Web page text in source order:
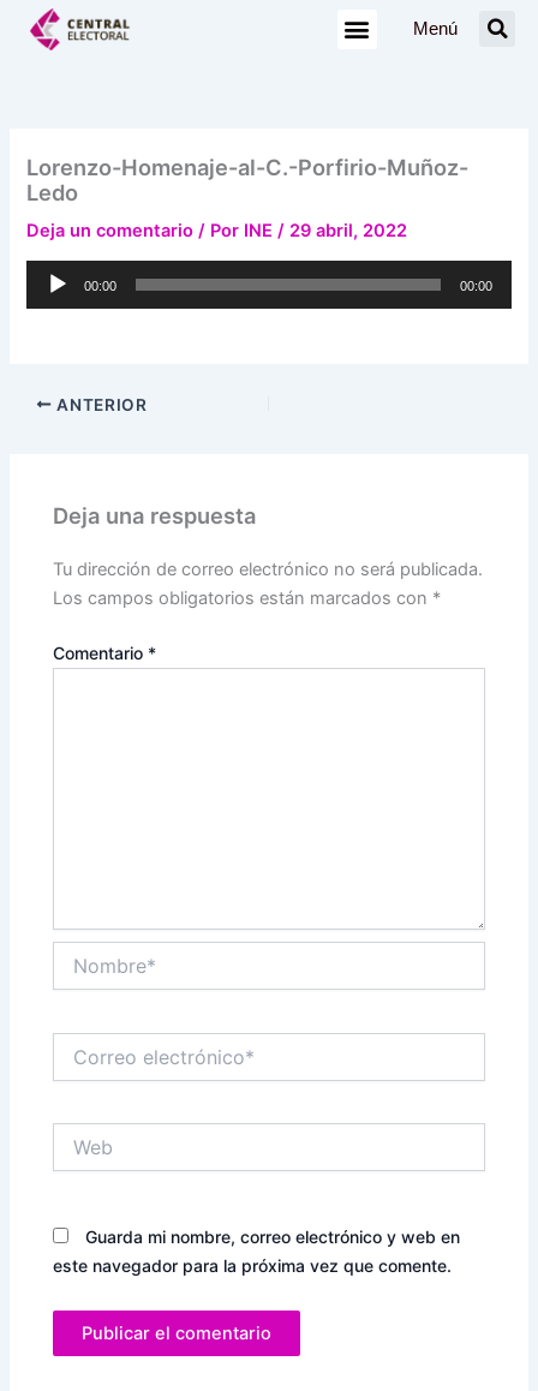
Menú
Lorenzo-Homenaje-al-C.-Porfirio-Muñoz-
Ledo
Deja un comentario / Por INE/ 29 abril, 2022
Reproductor
00:00 00:00
ANTERIOR
Deja una respuesta
Tu dirección de correo electrónico no será publicada.
Los campos obligatorios están marcados con *
Comentario *
electrónico*
Guarda mi nombre, correo electrónico y web en
este navegador para la próxima vez que comente.